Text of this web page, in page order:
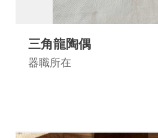
三角龍陶偶
器職所在